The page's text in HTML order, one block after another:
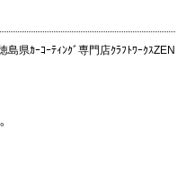
県ｶｰｺｰﾃｨﾝｸﾞ専門店ｸﾗﾌﾄﾜｰｸｽZEN